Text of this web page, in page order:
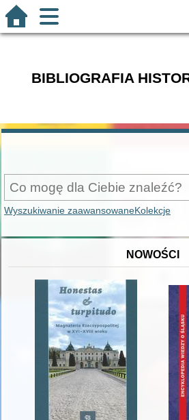
BIBLIOGRAFIA
Wyszukiwanie zaawansowaneKolekcje
NOWOŚCI